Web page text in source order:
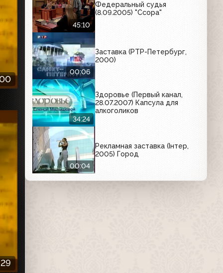
45:10
Федеральный судья
(8.09.2005) "Ссора"
00:06
Заставка (РТР-Петербург,
2000)
34:24
Здоровье (Первый канал,
28.07.2007) Капсула для
алкоголиков
00:04
Рекламная заставка (Iнтер,
2005) Город